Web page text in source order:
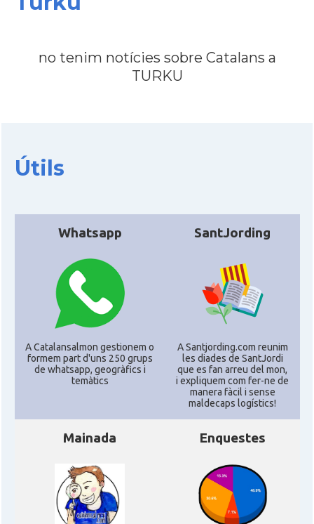
no tenim notícies sobre Catalans a
TURKU
Útils
Whatsapp
A Catalansalmon gestionem o
formem part d'uns 250 grups
de whatsapp, geogràfics i
temàtics
SantJording
A Santjording.com reunim
les diades de SantJordi
que es fan arreu del mon,
i expliquem com fer-ne de
manera fàcil i sense
maldecaps logí­stics!
Mainada Enquestes